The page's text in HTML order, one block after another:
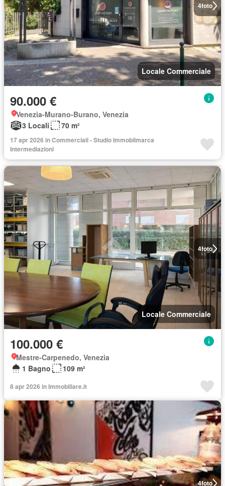
4foto
Locale Commerciale
90.000 €
Venezia-Murano-Burano, Venezia
3 Locali
70 m²
17 apr 2026 in Commerciali - Studio Immobilmarca
Intermediazioni
4foto
Locale Commerciale
100.000 €
Mestre-Carpenedo, Venezia
1 Bagno
109 m²
8 apr 2026 in Immobiliare.it
4foto